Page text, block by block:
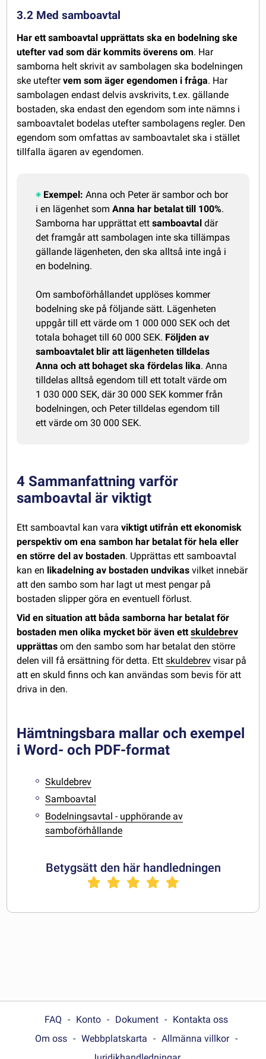
3.2 Med samboavtal
Har ett samboavtal upprättats ska en bodelning ske
utefter vad som där kommits överens om. Har
samborna helt skrivit av sambolagen ska bodelningen
ske uteftervem som äger egendomen i fråga. Har
sambolagen endast delvis avskrivits, t.ex. gällande
bostaden, ska endast den egendom som inte nämns i
samboavtalet bodelas utefter sambolagens regler. Den
egendom som omfattas av samboavtalet ska i stället
tillfalla ägaren av egendomen.
Exempel: Anna och Peter är sambor och bor
i en lägenhet somAnna har betalat till 100%.
Samborna har upprättat ettsamboavtal där
det framgår att sambolagen inte ska tillämpas
gällande lägenheten, den ska alltså inte ingå i
en bodelning.
Om samboförhållandet upplöses kommer
bodelning ske på följande sätt. Lägenheten
uppgår till ett värde om 1 000 000 SEK och det
totala bohaget till 60 000 SEK. Följden av
samboavtalet blir att lägenheten tilldelas
Anna och att bohaget ska fördelas lika. Anna
tilldelas alltså egendom till ett totalt värde om
1 030 000 SEK, där 30 000 SEK kommer från
bodelningen, och Peter tilldelas egendom till
ett värde om 30 000 SEK.
4 Sammanfattning varför
samboavtal är viktigt
Ett samboavtal kan varaviktigt utifrån ett ekonomisk
perspektiv om ena sambon har betalat för hela eller
en större del av bostaden. Upprättas ett samboavtal
kan en likadelning av bostaden undvikas vilket innebär
att den sambo som har lagt ut mest pengar på
bostaden slipper göra en eventuell förlust.
Vid en situation att båda samborna har betalat för
bostaden men olika mycket bör även ettskuldebrev
upprättas om den sambo som har betalat den större
delen vill få ersättning för detta. Ettskuldebrev visar på
att en skuld finns och kan användas som bevis för att
driva in den.
Hämtningsbara mallar och exempel
i Word- och PDF-format
Skuldebrev
Samboavtal
Bodelningsavtal - upphörande av
samboförhållande
Betygsätt den här handledningen
FAQ Konto Dokument
Kontakta oss
Om oss
Webbplatskarta
Allmänna villkor